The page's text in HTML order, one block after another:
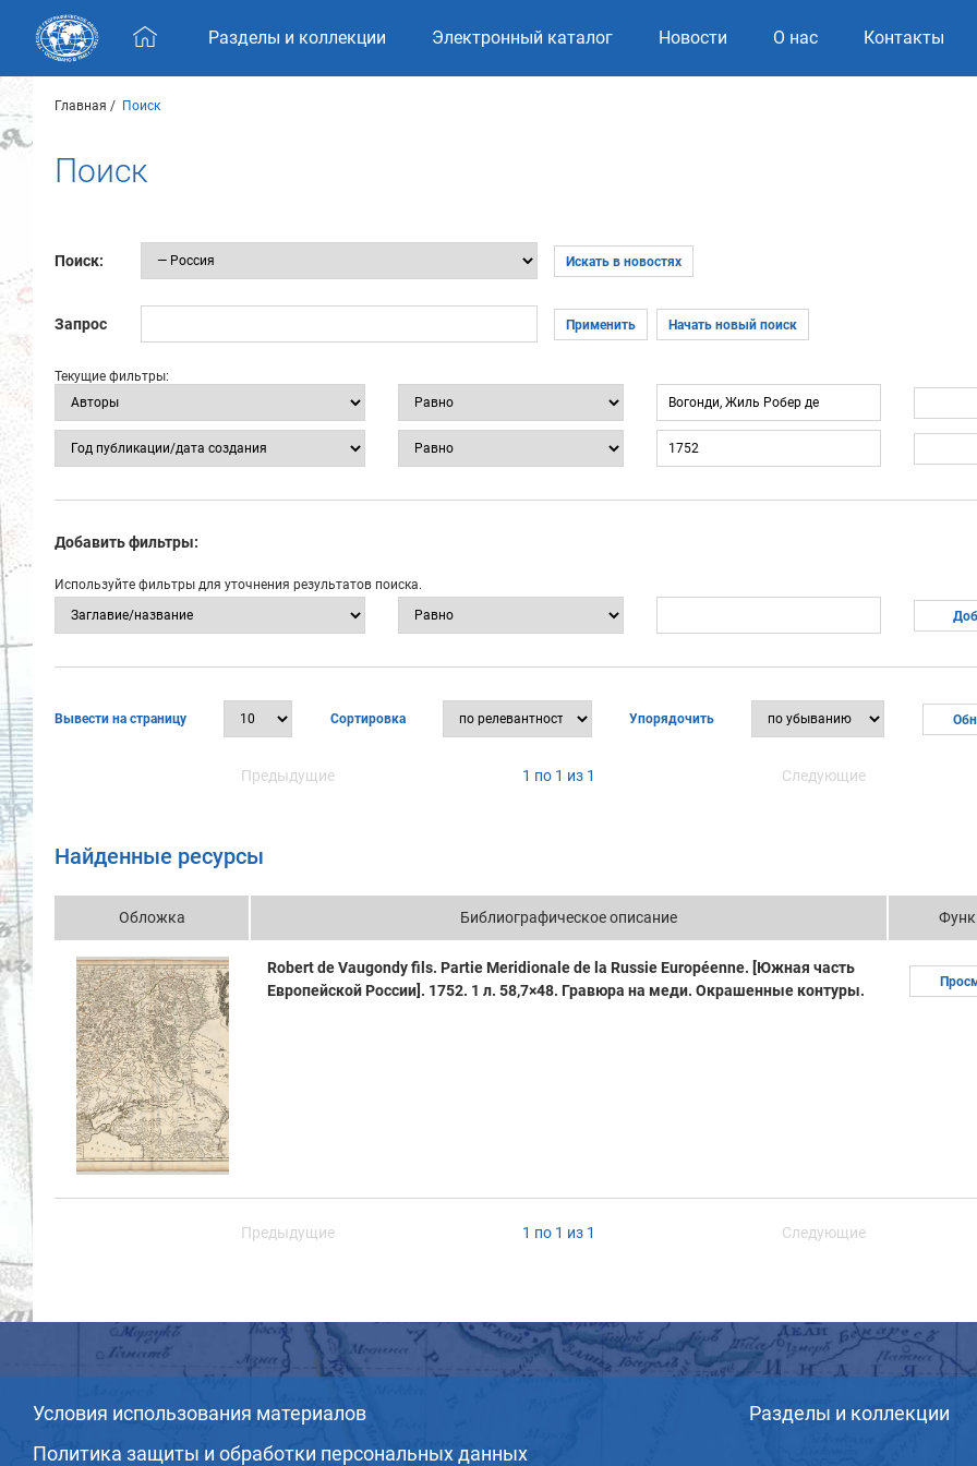
Skip navigation
Разделы и коллекции Электронный каталог Новости О нас Контакты
Главная Поиск
Поиск
Поиск: Искать в новостях
Запрос Применить Начать новый поиск
Текущие фильтры:
Добавить фильтры:
Используйте фильтры для уточнения результатов поиска.
Вывести на страницу Сортировка Упорядочить
Предыдущие 1 по 1 из 1 Следующие
Найденные ресурсы
Обложка Библиографическое описание
Robert de Vaugondy fils. Partie Meridionale de la Russie Européenne. [Южная часть
Европейской России]. 1752. 1 л. 58,7×48. Гравюра на меди. Окрашенные контуры.
Предыдущие 1 по 1 из 1 Следующие
Условия использования материалов
Политика защиты и обработки персональных данных
Разделы и коллекции